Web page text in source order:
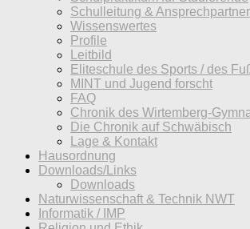
Schulleitung & Ansprechpartner
Wissenswertes
Profile
Leitbild
Eliteschule des Sports / des
MINT und Jugend forscht
FAQ
Chronik des Wirtemberg-
Die Chronik auf Schwäbisch
Lage & Kontakt
Hausordnung
Downloads/Links
Downloads
Naturwissenschaft & Technik NWT
Informatik / IMP